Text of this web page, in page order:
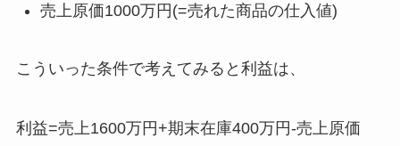
売上原価1000万円(=売れた商品の仕入値)
こういった条件で考えてみると利益は、
利益=売上1600万円+期末在庫400万円-売上原価